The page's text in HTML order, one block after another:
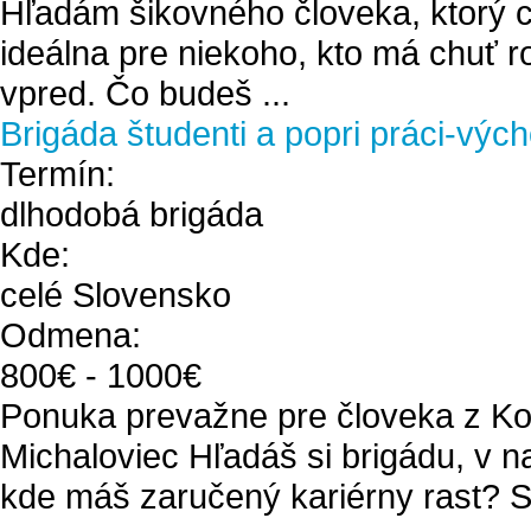
Hľadám šikovného človeka, ktorý
ideálna pre niekoho, kto má chuť
vpred. Čo budeš ...
Brigáda študenti a popri práci-
Termín:
dlhodobá brigáda
Kde:
celé Slovensko
Odmena:
800€ - 1000€
Ponuka prevažne pre človeka z
Michaloviec Hľadáš si brigádu, v
kde máš zaručený kariérny rast?